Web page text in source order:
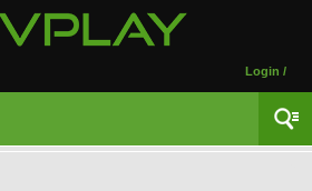
Login /